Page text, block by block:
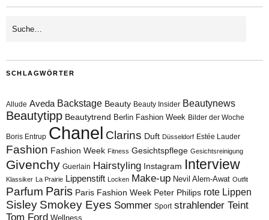
SCHLAGWÖRTER
Allude Aveda Backstage Beauty Beauty Insider Beautynews
Beautytipp Beautytrend Berlin Fashion Week Bilder der Woche
Boris Entrup Chanel Clarins Duft Düsseldorf Estée Lauder
Fashion Fashion Week Fitness Gesichtspflege Gesichtsreinigung
Givenchy Guerlain Hairstyling Instagram Interview
Klassiker La Prairie Lippenstift Locken Make-up Nevil Alem-Awat Outfit
Parfum Paris Paris Fashion Week Peter Philips rote Lippen
Sisley Smokey Eyes Sommer Sport strahlender Teint
Tom Ford Wellness